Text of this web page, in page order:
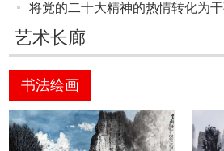
将党的二十大精神的热情转化为
艺术长廊
书法绘画